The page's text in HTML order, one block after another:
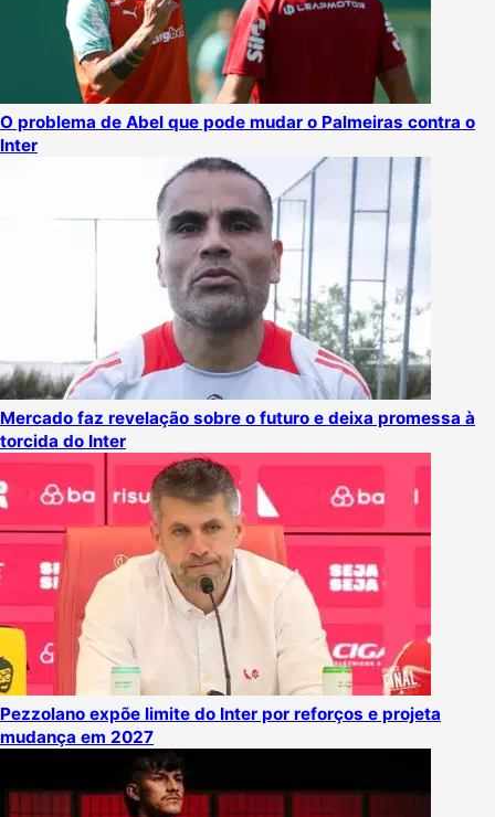
O problema de Abel que pode mudar o Palmeiras contra o
Inter
Mercado faz revelação sobre o futuro e deixa promessa à
torcida do Inter
Pezzolano expõe limite do Inter por reforços e projeta
mudança em 2027